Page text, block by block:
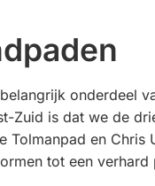
onderdeel
Zuid is dat we de
Tolmanpad en Chris
tot een verhard